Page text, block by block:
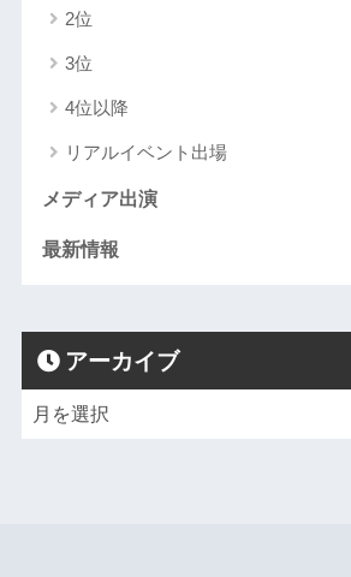
2位
3位
4位以降
リアルイベント出場
メディア出演
最新情報
アーカイブ